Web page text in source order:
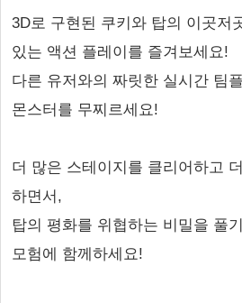
3D로 구현된 쿠키와 탑의 이곳저
있는 액션 플레이를 즐겨보세요!
다른 유저와의 짜릿한 실시간 팀
몬스터를 무찌르세요!
더 많은 스테이지를 클리어하고
하면서,
탑의 평화를 위협하는 비밀을 풀
모험에 함께하세요!